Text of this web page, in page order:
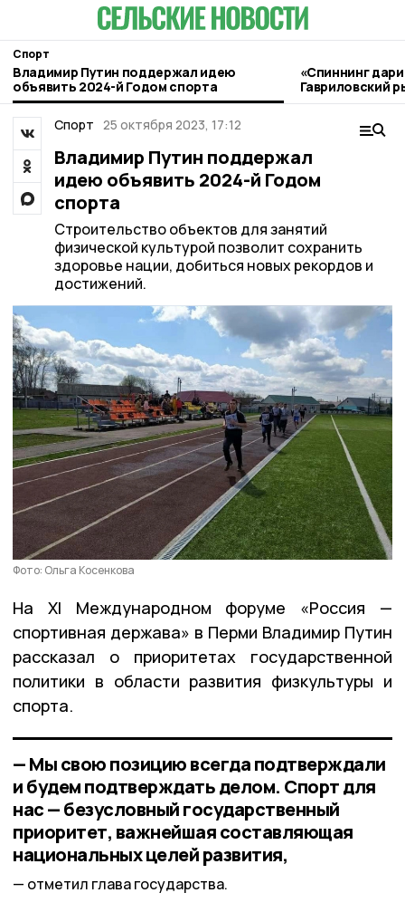
Спорт
Владимир Путин поддержал идею
объявить 2024-й Годом спорта
«Спиннинг
Гавриловский
«читать» реку
Спорт 25 октября 2023, 17:12
Владимир Путин поддержал
идею объявить 2024-й Годом
спорта
Строительство объектов для занятий
физической культурой позволит сохранить
здоровье нации, добиться новых рекордов и
достижений.
Фото: Ольга Косенкова
На ХI Международном форуме «Россия —
спортивная держава» в Перми Владимир Путин
рассказал о приоритетах государственной
политики в области развития физкультуры и
спорта.
— Мы свою позицию всегда подтверждали
и будем подтверждать делом. Спорт для
нас — безусловный государственный
приоритет, важнейшая составляющая
национальных целей развития,
отметил глава государства.